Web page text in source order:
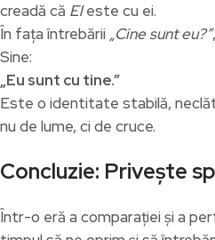
creadă că Eleste cu ei.
În fața întrebării „Cine sunt eu?”
Sine:
„Eu sunt cu tine.”
Este o identitate stabilă,
nu de lume, ci de cruce.
Concluzie: Privește
Într-o eră a comparației și a